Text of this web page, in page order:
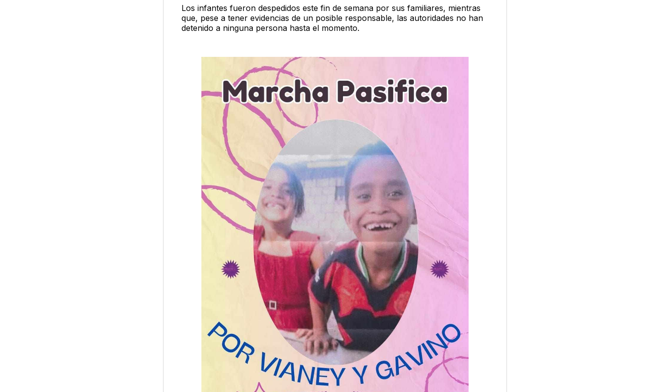
Los infantes fueron despedidos este fin de semana por sus familiares, mientras
que, pese a tener evidencias de un posible responsable, las autoridades no han
detenido a ninguna persona hasta el momento.